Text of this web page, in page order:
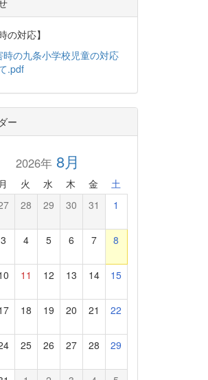
の対応】
時の九条小学校児童の対応
.pdf
ー
2026年 8月
月 火 水 木 金 土
28 29 30 31 1
3 4 5 6 7 8
11 12 13 14 15
18 19 20 21 22
25 26 27 28 29